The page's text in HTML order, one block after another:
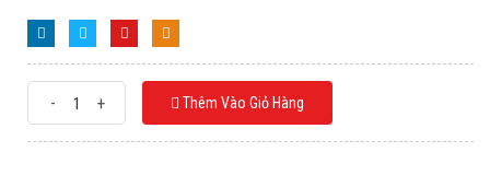
- + Thêm Vào Giỏ Hàng